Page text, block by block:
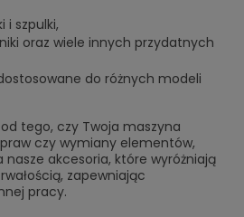
i szpulki,
oraz wiele innych przydatnych
do różnych modeli
tego, czy Twoja maszyna
czy wymiany elementów,
nasze akcesoria, które wyróżniają
zapewniając
pracy.